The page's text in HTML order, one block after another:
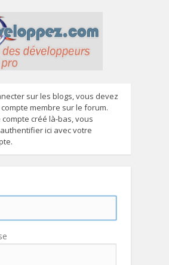
sur les blogs, vous devez
membre sur le forum.
créé là-bas, vous
ici avec votre